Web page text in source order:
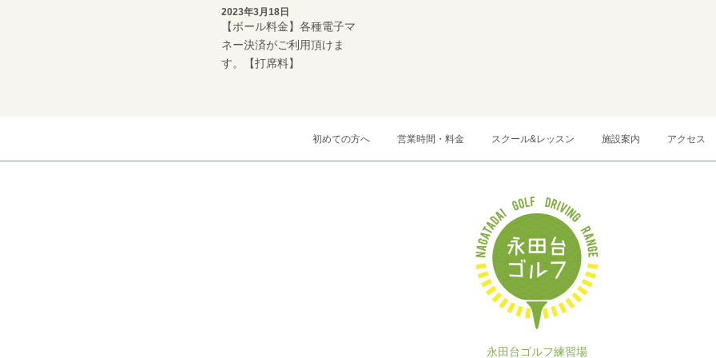
2023年3月18日
【ボール料金】各種電子マ
ネー決済がご利用頂けま
す。【打席料】
初めての方へ 営業時間・料金 スクール&レッスン 施設案内 アクセス
永田台ゴルフ練習場